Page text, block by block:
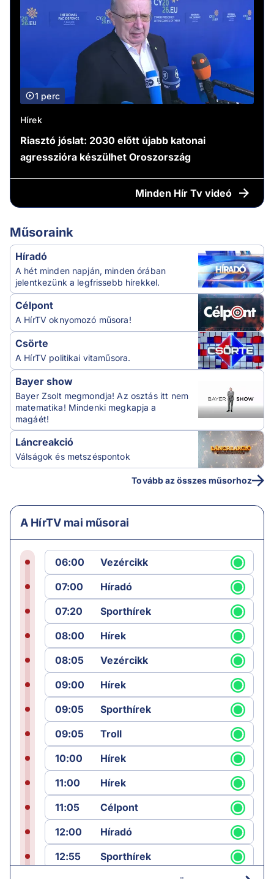
1 perc
Hírek
Riasztó jóslat: 2030 előtt újabb katonai
agresszióra készülhet Oroszország
Minden Hír Tv videó
Műsoraink
Híradó
A hét minden napján, minden órában
jelentkezünk a legfrissebb hírekkel.
Célpont
A HírTV oknyomozó műsora!
Csörte
A HírTV politikai vitaműsora.
Bayer show
Bayer Zsolt megmondja! Az osztás itt nem
matematika! Mindenki megkapja a
magáét!
Láncreakció
Válságok és metszéspontok
Tovább az összes műsorhoz
A HírTV mai műsorai
06:00
Vezércikk
07:00
Híradó
07:20
Sporthírek
08:00
Hírek
08:05
Vezércikk
09:00
Hírek
09:05
Sporthírek
09:05
Troll
10:00
Hírek
11:00
Hírek
11:05
Célpont
12:00
Híradó
12:55
Sporthírek